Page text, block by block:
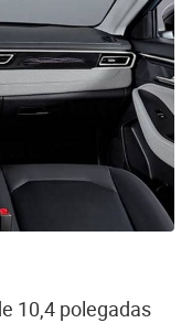
10,4 polegadas